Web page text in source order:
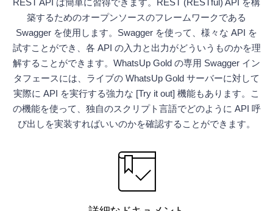
REST API は簡単に習得できます。REST (RESTful) API を構
築するためのオープンソースのフレームワークである
Swagger を使用します。Swagger を使って、様々な API を
試すことができ、各 API の入力と出力がどういうものかを理
解することができます。WhatsUp Gold の専用 Swagger イン
タフェースには、ライブの WhatsUp Gold サーバーに対して
実際に API を実行する強力な [Try it out] 機能もあります。こ
の機能を使って、独自のスクリプト言語でどのように API 呼
び出しを実装すればいいのかを確認することができます。